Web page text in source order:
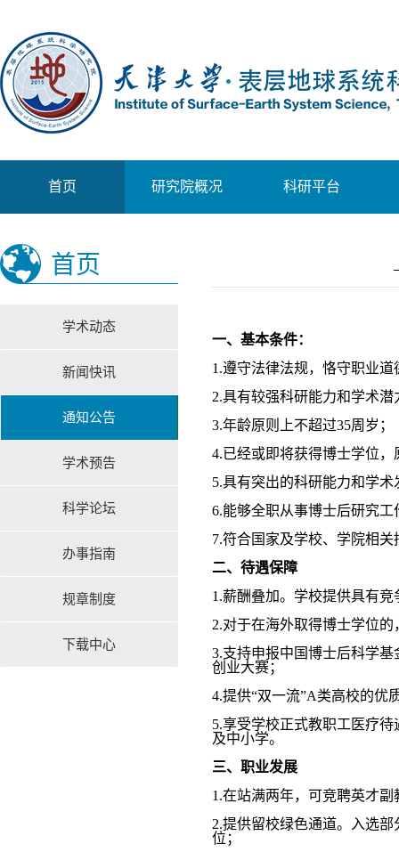
首页 研究院概况 科研平台
首页
学术动态
新闻快讯
通知公告
学术预告
科学论坛
办事指南
规章制度
下载中心
一、基本条件：
1.遵守法律法规，恪守职业
2.具有较强科研能力和学术潜
3.年龄原则上不超过35周岁；
4.已经或即将获得博士学位
5.具有突出的科研能力和学
6.能够全职从事博士后研究工
7.符合国家及学校、学院相关
二、待遇保障
1.薪酬叠加。学校提供具有
2.对于在海外取得博士学位
3.支持申报中国博士后科学
创业大赛；
4.提供“双一流”A类高校的优
5.享受学校正式教职工医疗
及中小学。
三、职业发展
1.在站满两年，可竞聘英才
2.提供留校绿色通道。入选
位；